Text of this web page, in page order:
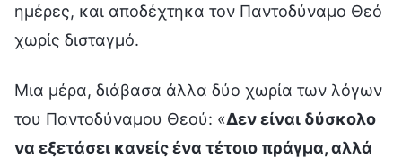
ημέρες, και αποδέχτηκα τον Παντοδύναμο Θεό
χωρίς δισταγμό.
Μια μέρα, διάβασα άλλα δύο χωρία των λόγων
του Παντοδύναμου Θεού: «Δεν είναι δύσκολο
να εξετάσει κανείς ένα τέτοιο πράγμα, αλλά